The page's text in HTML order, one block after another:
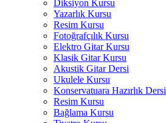
Diksiyon Kursu
Yazarlık Kursu
Resim Kursu
Fotoğrafçılık Kursu
Elektro Gitar Kursu
Klasik Gitar Kursu
Akustik Gitar Dersi
Ukulele Kursu
Konservatuara Hazırlık Dersi
Resim Kursu
Bağlama Kursu